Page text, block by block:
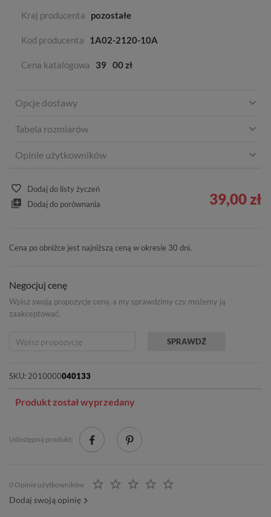
Kraj producenta pozostałe
Kod producenta 1A02-2120-10A
Cena katalogowa 39 00 zł
Opcje dostawy
Tabela rozmiarów
Opinie użytkowników
Dodaj do listy życzeń
Dodaj do porównania
39,00 zł
Cena po obniżce jest najniższą ceną w okresie 30 dni.
Negocjuj cenę
Wpisz swoją propozycje ceny, a my sprawdzimy czy możemy ją
zaakceptować.
SPRAWDŹ
SKU: 2010000040133
Produkt został wyprzedany
Udostępnij produkt:
0 Opinie użytkowników
Dodaj swoją opinię